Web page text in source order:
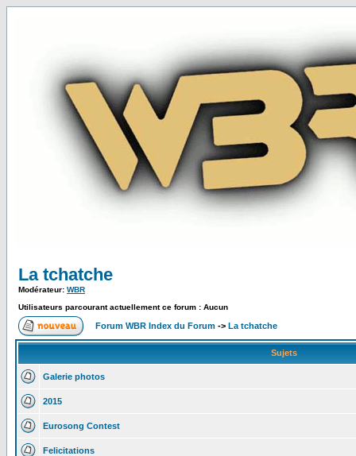
La tchatche
Modérateur: WBR
Utilisateurs parcourant actuellement ce forum : Aucun
Forum WBR Index du Forum -> La tchatche
Sujets
Galerie photos
2015
Eurosong Contest
Felicitations